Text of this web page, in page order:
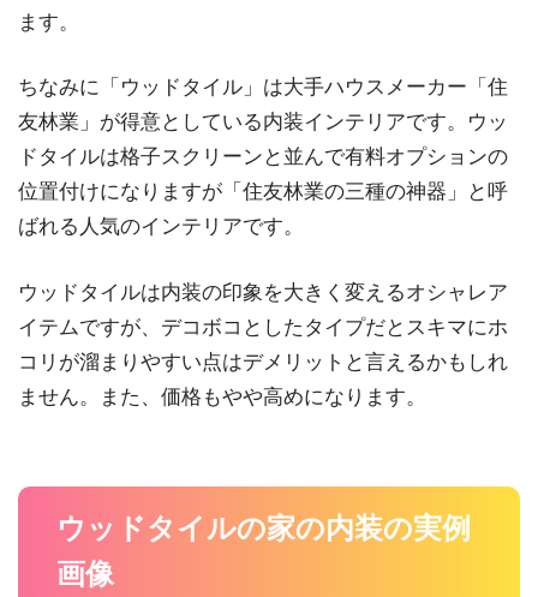
ます。
ちなみに「ウッドタイル」は大手ハウスメーカー「住
友林業」が得意としている内装インテリアです。ウッ
ドタイルは格子スクリーンと並んで有料オプションの
位置付けになりますが「住友林業の三種の神器」と呼
ばれる人気のインテリアです。
ウッドタイルは内装の印象を大きく変えるオシャレア
イテムですが、デコボコとしたタイプだとスキマにホ
コリが溜まりやすい点はデメリットと言えるかもしれ
ません。また、価格もやや高めになります。
ウッドタイルの家の内装の実例
画像